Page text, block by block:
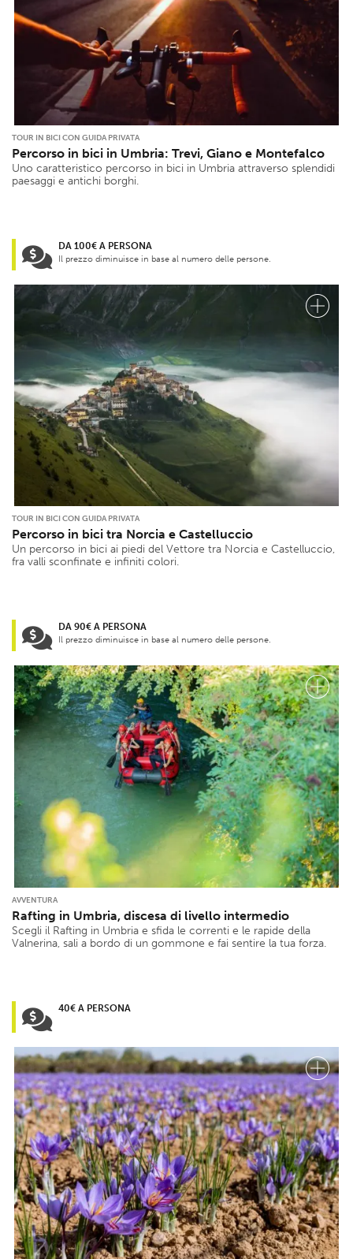
TOUR IN BICI CON GUIDA PRIVATA
Percorso in bici in Umbria: Trevi, Giano e Montefalco
Uno caratteristico percorso in bici in Umbria attraverso splendidi
paesaggi e antichi borghi.
DA 100€ A PERSONA
Il prezzo diminuisce in base al numero delle persone.
TOUR IN BICI CON GUIDA PRIVATA
Percorso in bici tra Norcia e Castelluccio
Un percorso in bici ai piedi del Vettore tra Norcia e Castelluccio,
fra valli sconfinate e infiniti colori.
DA 90€ A PERSONA
Il prezzo diminuisce in base al numero delle persone.
AVVENTURA
Rafting in Umbria, discesa di livello intermedio
Scegli il Rafting in Umbria e sfida le correnti e le rapide della
Valnerina, sali a bordo di un gommone e fai sentire la tua forza.
40€ A PERSONA